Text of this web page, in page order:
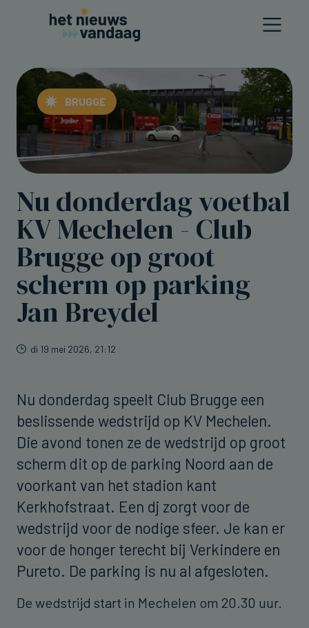
BRUGGE
Nu donderdag voetbal
KV Mechelen - Club
Brugge op groot
scherm op parking
Jan Breydel
di 19 mei 2026, 21:12
Nu donderdag speelt Club Brugge een
beslissende wedstrijd op KV Mechelen.
Die avond tonen ze de wedstrijd op groot
scherm dit op de parking Noord aan de
voorkant van het stadion kant
Kerkhofstraat. Een dj zorgt voor de
wedstrijd voor de nodige sfeer. Je kan er
voor de honger terecht bij Verkindere en
Pureto. De parking is nu al afgesloten.
De wedstrijd start in Mechelen om 20.30 uur.